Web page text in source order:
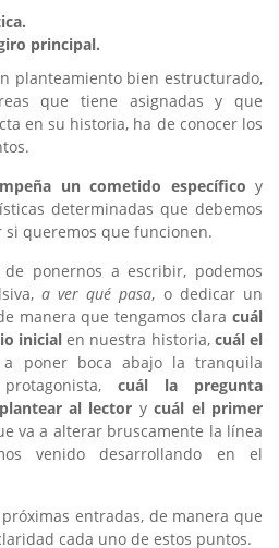
principal.
planteamiento bien estructurado,
que tiene asignadas y que
en su historia, ha de conocer los
un cometido específico y
determinadas que debemos
queremos que funcionen.
ponernos a escribir, podemos
a ver qué pasa, o dedicar un
manera que tengamos clara cuál
inicial en nuestra historia, cuál el
poner boca abajo la tranquila
cuál la pregunta
al lector ycuál el primer
va a alterar bruscamente la línea
venido desarrollando en el
entradas, de manera que
cada uno de estos puntos.